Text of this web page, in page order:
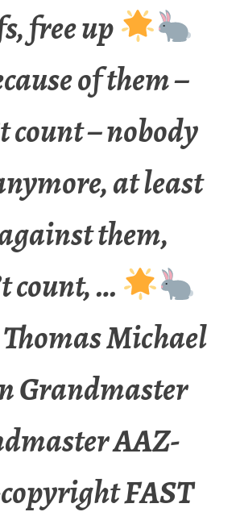
free up
of them –
count – nobody
at least
them,
count, …
Michael
Grandmaster
AAZ-
FAST